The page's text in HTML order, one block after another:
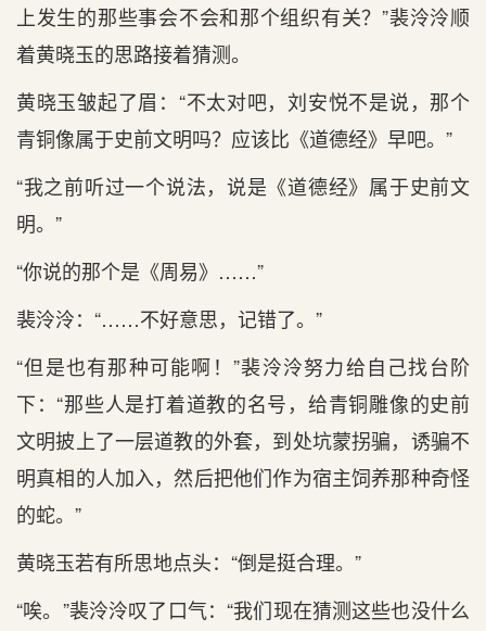
上发生的那些事会不会和那个组织有关？”裴泠泠顺
着黄晓玉的思路接着猜测。
黄晓玉皱起了眉：“不太对吧，刘安悦不是说，那个
青铜像属于史前文明吗？应该比《道德经》早吧。”
“我之前听过一个说法，说是《道德经》属于史前文
明。”
“你说的那个是《周易》……”
裴泠泠：“……不好意思，记错了。”
“但是也有那种可能啊！”裴泠泠努力给自己找台阶
下：“那些人是打着道教的名号，给青铜雕像的史前
文明披上了一层道教的外套，到处坑蒙拐骗，诱骗不
明真相的人加入，然后把他们作为宿主饲养那种奇怪
的蛇。”
黄晓玉若有所思地点头：“倒是挺合理。”
“唉。”裴泠泠叹了口气：“我们现在猜测这些也没什么